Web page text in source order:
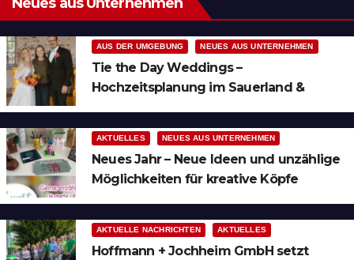
AUS DER UMGEBUNG NEUES AUS UNTERNEHMEN
Tie the Day Weddings –
Hochzeitsplanung im Sauerland &
AKTUELLES NEUES AUS UNTERNEHMEN
Neues Jahr – Neue Ideen und unzählige
Möglichkeiten für kreative Köpfe
AKTUELLE NACHRICHTEN AKTUELLES
Hoffmann + Jochheim GmbH setzt